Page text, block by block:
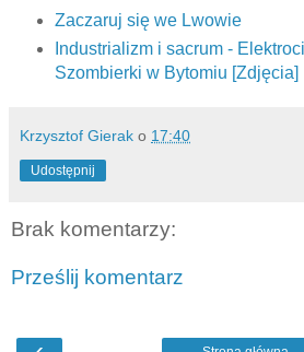
Zaczaruj się we Lwowie
Industrializm i sacrum -
Szombierki w Bytomiu [Zdjęcia]
Krzysztof Gierak o 17:40
Udostępnij
Brak komentarzy:
Prześlij komentarz